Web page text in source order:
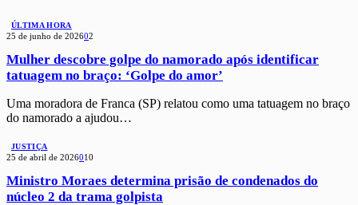
ÚLTIMA HORA
25 de junho de 202602
Mulher descobre golpe do namorado após identificar
tatuagem no braço: ‘Golpe do amor’
Uma moradora de Franca (SP) relatou como uma tatuagem no braço
do namorado a ajudou…
JUSTIÇA
25 de abril de 2026010
Ministro Moraes determina prisão de condenados do
núcleo 2 da trama golpista